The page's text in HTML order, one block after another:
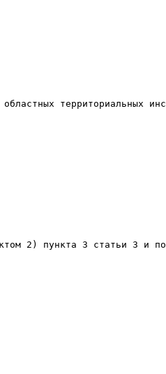
территориальных
2) пункта 3 статьи 3 и